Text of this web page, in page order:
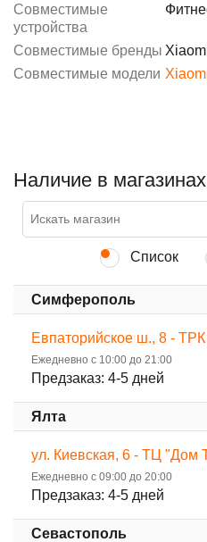
Совместимые
устройства
Совместимые бренды
Совместимые модели
Наличие в магазинах
Список
Симферополь
Евпаторийское ш., 8 -
Ежедневно с 10:00 до 21:00
Предзаказ: 4-5 дней
Ялта
ул. Киевская, 6 - ТЦ "Дом
Ежедневно с 09:00 до 20:00
Предзаказ: 4-5 дней
Севастополь